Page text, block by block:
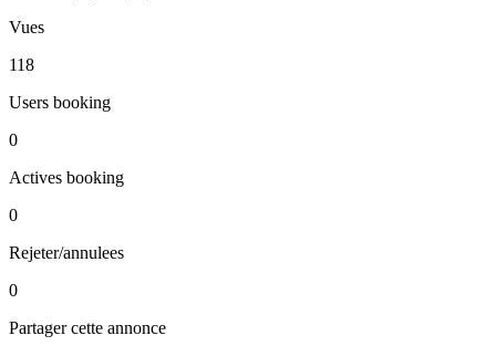
Vues
118
Users booking
0
Actives booking
0
Rejeter/annulees
0
Partager cette annonce